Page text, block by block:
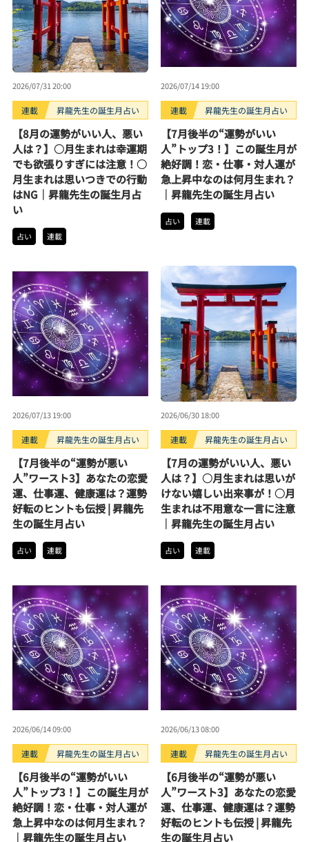
2026/07/31 20:00
連載 昇龍先生の誕生月占い
【8月の運勢がいい人、悪い
人は？】○月生まれは幸運期
でも欲張りすぎには注意！○
月生まれは思いつきでの行動
はNG｜昇龍先生の誕生月占
い
占い 連載
2026/07/14 19:00
連載 昇龍先生の誕生月占い
【7月後半の“運勢がいい
人”トップ3！】この誕生月が
絶好調！恋・仕事・対人運が
急上昇中なのは何月生まれ？
｜昇龍先生の誕生月占い
占い 連載
2026/07/13 19:00
連載 昇龍先生の誕生月占い
【7月後半の“運勢が悪い
人”ワースト3】あなたの恋愛
運、仕事運、健康運は？運勢
好転のヒントも伝授 | 昇龍先
生の誕生月占い
占い 連載
2026/06/30 18:00
連載 昇龍先生の誕生月占い
【7月の運勢がいい人、悪い
人は？】○月生まれは思いが
けない嬉しい出来事が！○月
生まれは不用意な一言に注意
｜昇龍先生の誕生月占い
占い 連載
2026/06/14 09:00
連載 昇龍先生の誕生月占い
【6月後半の“運勢がいい
人”トップ3！】この誕生月が
絶好調！恋・仕事・対人運が
急上昇中なのは何月生まれ？
｜昇龍先生の誕生月占い
2026/06/13 08:00
連載 昇龍先生の誕生月占い
【6月後半の“運勢が悪い
人”ワースト3】あなたの恋愛
運、仕事運、健康運は？運勢
好転のヒントも伝授 | 昇龍先
生の誕生月占い